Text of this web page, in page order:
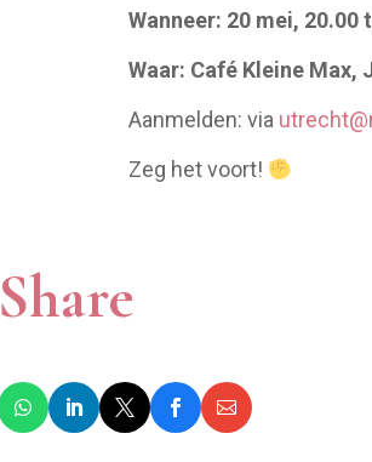
Wanneer: 20 mei,
Waar: Café Kleine Max,
Aanmelden: via
Zeg het voort!
Share